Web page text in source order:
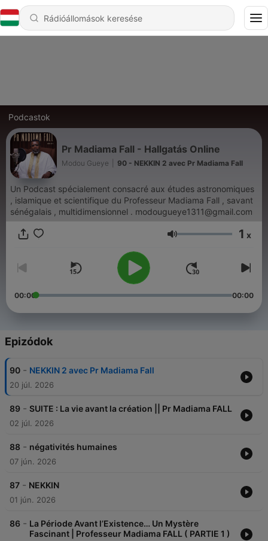
Podcastok
Pr Madiama Fall - Hallgatás Online
Modou Gueye 90 - NEKKIN 2 avec Pr Madiama Fall
Un Podcast spécialement consacré aux études astronomiques
, islamique et scientifique du Professeur Madiama Fall , savant
sénégalais , multidimensionnel . modougueye1311@gmail.com
Hangerő 1 x
00:00 00:00
Epizódok
90 - NEKKIN 2 avec Pr Madiama Fall
20 júl. 2026
89 - SUITE : La vie avant la création || Pr Madiama FALL
02 júl. 2026
88 - négativités humaines
07 jún. 2026
87 - NEKKIN
01 jún. 2026
86 - La Période Avant l’Existence… Un Mystère
Fascinant | Professeur Madiama FALL ( PARTIE 1 )